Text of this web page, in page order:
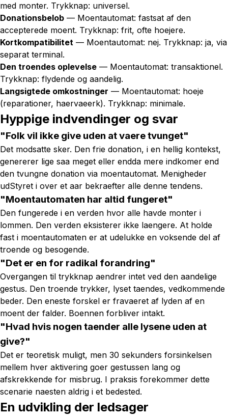
med monter. Trykknap: universel.
Donationsbelob — Moentautomat: fastsat af den
accepterede moent. Trykknap: frit, ofte hoejere.
Kortkompatibilitet — Moentautomat: nej. Trykknap: ja, via
separat terminal.
Den troendes oplevelse — Moentautomat: transaktionel.
Trykknap: flydende og aandelig.
Langsigtede omkostninger — Moentautomat: hoeje
(reparationer, haervaeerk). Trykknap: minimale.
Hyppige indvendinger og svar
"Folk vil ikke give uden at vaere tvunget"
Det modsatte sker. Den frie donation, i en hellig kontekst,
genererer lige saa meget eller endda mere indkomer end
den tvungne donation via moentautomat. Menigheder
udStyret i over et aar bekraefter alle denne tendens.
"Moentautomaten har altid fungeret"
Den fungerede i en verden hvor alle havde monter i
lommen. Den verden eksisterer ikke laengere. At holde
fast i moentautomaten er at udelukke en voksende del af
troende og besogende.
"Det er en for radikal forandring"
Overgangen til trykknap aendrer intet ved den aandelige
gestus. Den troende trykker, lyset taendes, vedkommende
beder. Den eneste forskel er fravaeret af lyden af en
moent der falder. Boennen forbliver intakt.
"Hvad hvis nogen taender alle lysene uden at
give?"
Det er teoretisk muligt, men 30 sekunders forsinkelsen
mellem hver aktivering goer gestussen lang og
afskrekkende for misbrug. I praksis forekommer dette
scenarie naesten aldrig i et bedested.
En udvikling der ledsager